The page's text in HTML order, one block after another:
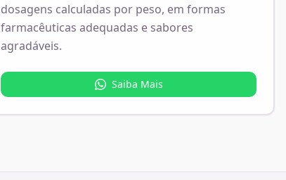
dosagens calculadas por peso, em formas
farmacêuticas adequadas e sabores
agradáveis.
Saiba Mais